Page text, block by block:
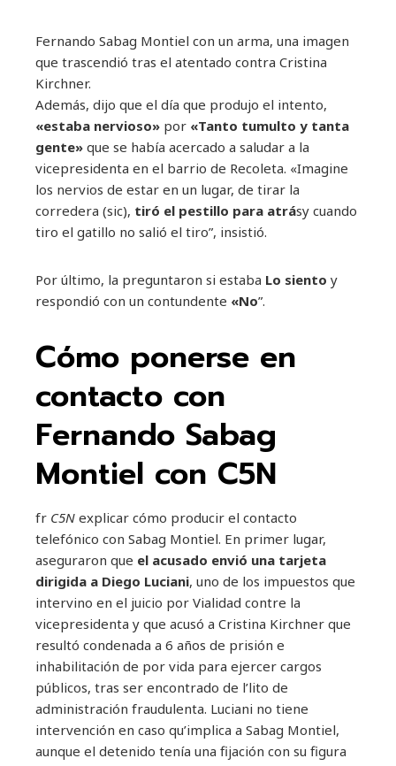
Fernando Sabag Montiel con un arma, una imagen
que trascendió tras el atentado contra Cristina
Kirchner.
Además, dijo que el día que produjo el intento,
«estaba nervioso» por «Tanto tumulto y tanta
gente» que se había acercado a saludar a la
vicepresidenta en el barrio de Recoleta. «Imagine
los nervios de estar en un lugar, de tirar la
corredera (sic), tiró el pestillo para atrásy cuando
tiro el gatillo no salió el tiro”, insistió.
Por último, la preguntaron si estaba Lo siento y
respondió con un contundente «No”.
Cómo ponerse en
contacto con
Fernando Sabag
Montiel con C5N
fr C5N explicar cómo producir el contacto
telefónico con Sabag Montiel. En primer lugar,
aseguraron que el acusado envió una tarjeta
dirigida a Diego Luciani, uno de los impuestos que
intervino en el juicio por Vialidad contre la
vicepresidenta y que acusó a Cristina Kirchner que
resultó condenada a 6 años de prisión e
inhabilitación de por vida para ejercer cargos
públicos, tras ser encontrado de l’lito de
administración fraudulenta. Luciani no tiene
intervención en caso qu’implica a Sabag Montiel,
aunque el detenido tenía una fijación con su figura